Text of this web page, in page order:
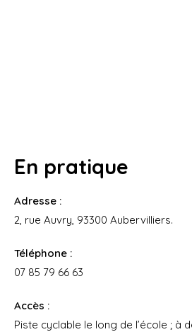
En pratique
Adresse :
2, rue Auvry, 93300 Aubervilliers.
Téléphone :
07 85 79 66 63
Accès :
Piste cyclable le long de l’école ; à